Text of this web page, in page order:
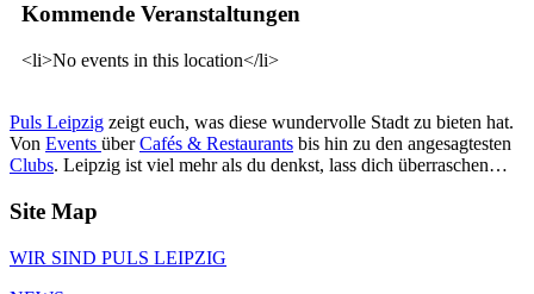
Kommende Veranstaltungen
<li>No events in this location</li>
Puls Leipzig zeigt euch, was diese wundervolle Stadt zu bieten hat.
Von Events überCafés & Restaurants bis hin zu den angesagtesten
Clubs. Leipzig ist viel mehr als du denkst, lass dich überraschen…
Site Map
WIR SIND PULS LEIPZIG